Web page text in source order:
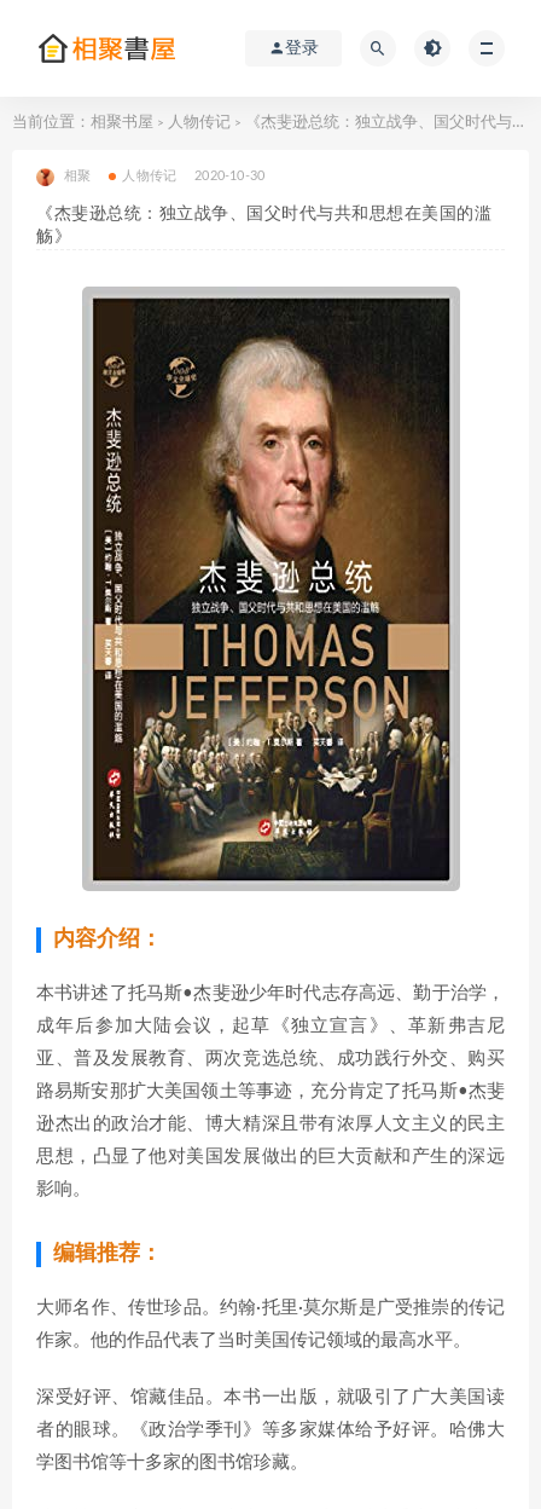
登录
当前位置： 相聚书屋 > 人物传记 > 《杰斐逊总统：独立战争、国父时代与共和思想在美国的滥觞》
相聚 人物传记 2020-10-30
《杰斐逊总统：独立战争、国父时代与共和思想在美国的滥
觞》
内容介绍：
本书讲述了托马斯•杰斐逊少年时代志存高远、勤于治学，
成年后参加大陆会议，起草《独立宣言》、革新弗吉尼
亚、普及发展教育、两次竞选总统、成功践行外交、购买
路易斯安那扩大美国领土等事迹，充分肯定了托马斯•杰斐
逊杰出的政治才能、博大精深且带有浓厚人文主义的民主
思想，凸显了他对美国发展做出的巨大贡献和产生的深远
影响。
编辑推荐：
大师名作、传世珍品。约翰·托里·莫尔斯是广受推崇的传记
作家。他的作品代表了当时美国传记领域的最高水平。
深受好评、馆藏佳品。本书一出版，就吸引了广大美国读
者的眼球。《政治学季刊》等多家媒体给予好评。哈佛大
学图书馆等十多家的图书馆珍藏。